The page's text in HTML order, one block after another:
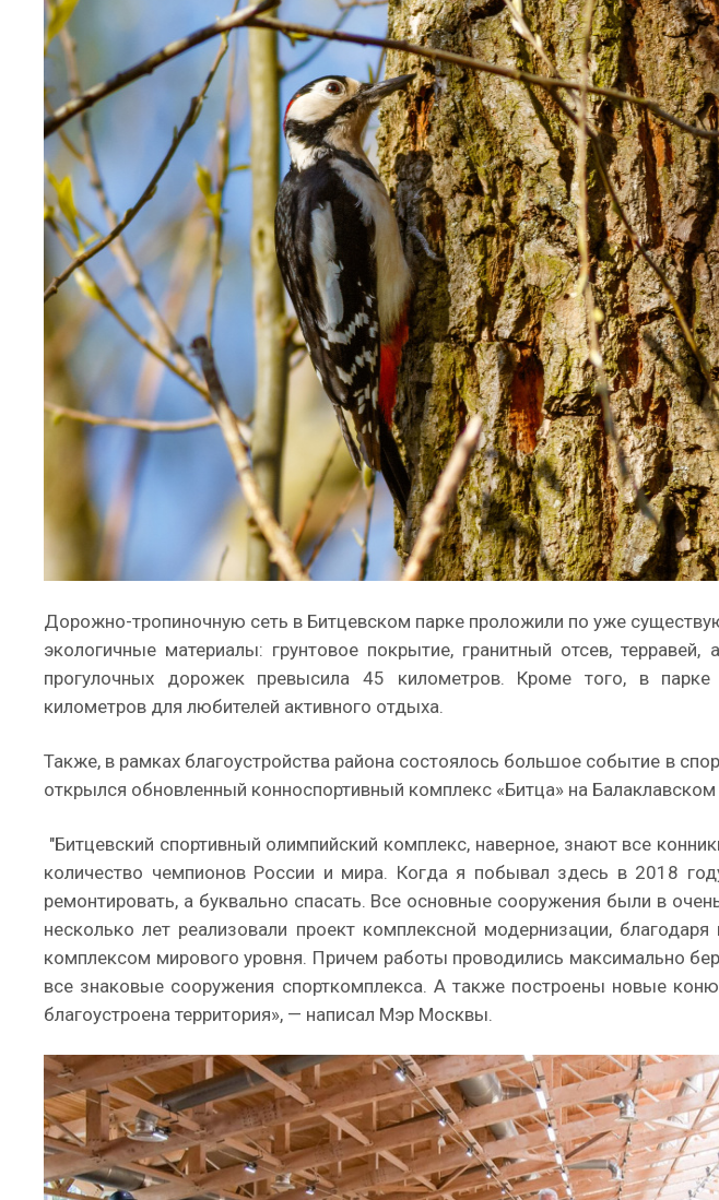
Дорожно-тропиночную сеть в Битцевском парке проложили по уже
экологичные материалы: грунтовое покрытие, гранитный отсев,
прогулочных дорожек превысила 45 километров. Кроме того, в
километров для любителей активного отдыха.
Также, в рамках благоустройства района состоялось большое событие в
открылся обновленный конноспортивный комплекс «Битца» на Балаклавском
"Битцевский спортивный олимпийский комплекс, наверное, знают все
количество чемпионов России и мира. Когда я побывал здесь в 2018
ремонтировать, а буквально спасать. Все основные сооружения были в
несколько лет реализовали проект комплексной модернизации,
комплексом мирового уровня. Причем работы проводились максимально
все знаковые сооружения спорткомплекса. А также построены новые
благоустроена территория», — написал Мэр Москвы.